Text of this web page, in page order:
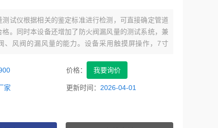
测试仪根据相关的鉴定标准进行检测，可直接确定管道
格。同时本设备还增加了防火阀漏风量的测试系统，兼
、风阀的漏风量的能力。设备采用触摸屏操作，7寸
价格： 我要询价
家 更新时间： 2026-04-01